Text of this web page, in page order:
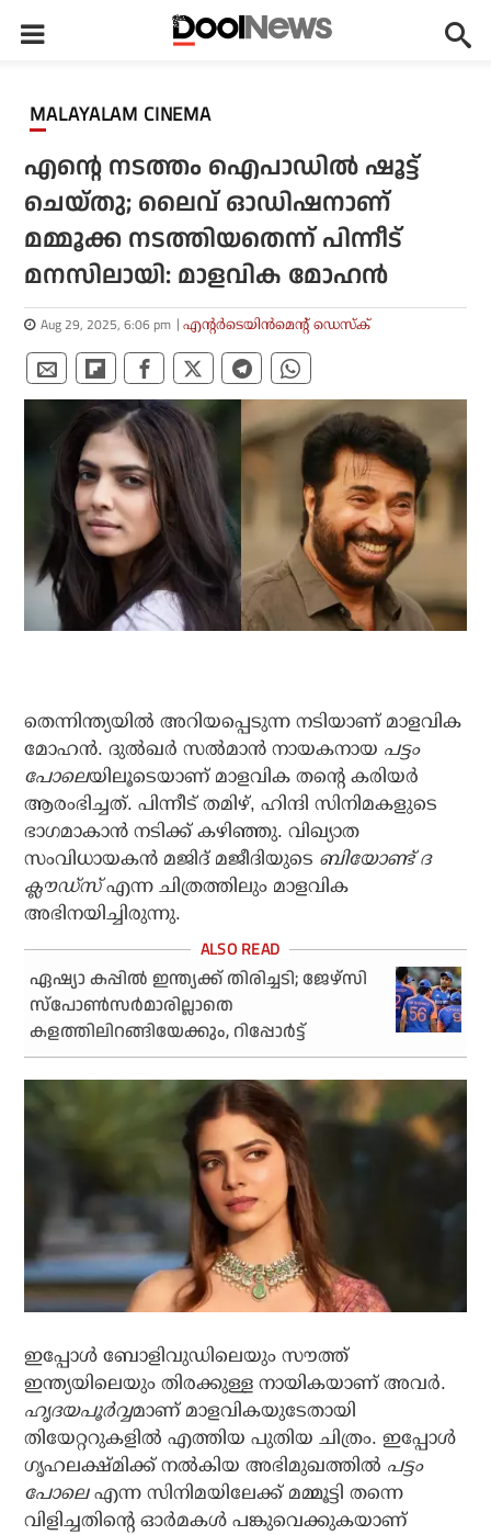
MALAYALAM CINEMA
എന്റെ നടത്തം ഐപാഡില്‍ ഷൂട്ട്
ചെയ്തു; ലൈവ് ഓഡിഷനാണ്
മമ്മൂക്ക നടത്തിയതെന്ന് പിന്നീട്
മനസിലായി: മാളവിക മോഹന്‍
Aug 29, 2025, 6:06 pm എന്റര്‍ടെയിന്‍മെന്റ് ഡെസ്‌ക്
തെന്നിന്ത്യയില്‍ അറിയപ്പെടുന്ന നടിയാണ് മാളവിക
മോഹന്‍. ദുല്‍ഖര്‍ സല്‍മാന്‍ നായകനായ പട്ടം
പോലെയിലൂടെയാണ് മാളവിക തന്റെ കരിയര്‍
ആരംഭിച്ചത്. പിന്നീട് തമിഴ്, ഹിന്ദി സിനിമകളുടെ
ഭാഗമാകാന്‍ നടിക്ക് കഴിഞ്ഞു. വിഖ്യാത
സംവിധായകന്‍ മജിദ് മജീദിയുടെ ബിയോണ്ട് ദ
ക്ലൗഡ്‌സ്എന്ന ചിത്രത്തിലും മാളവിക
അഭിനയിച്ചിരുന്നു.
ഏഷ്യാ കപ്പില്‍ ഇന്ത്യക്ക് തിരിച്ചടി; ജേഴ്‌സി
സ്‌പോണ്‍സര്‍മാരില്ലാതെ
കളത്തിലിറങ്ങിയേക്കും, റിപ്പോര്‍ട്ട്
ഇപ്പോള്‍ ബോളിവുഡിലെയും സൗത്ത്
ഇന്ത്യയിലെയും തിരക്കുള്ള നായികയാണ് അവര്‍.
ഹൃദയപൂര്‍വ്വമാണ് മാളവികയുടേതായി
തിയേറ്ററുകളില്‍ എത്തിയ പുതിയ ചിത്രം. ഇപ്പോള്‍
ഗൃഹലക്ഷ്മിക്ക് നല്‍കിയ അഭിമുഖത്തില്‍ പട്ടം
പോലെഎന്ന സിനിമയിലേക്ക് മമ്മൂട്ടി തന്നെ
വിളിച്ചതിന്റെ ഓര്‍മകള്‍ പങ്കുവെക്കുകയാണ്